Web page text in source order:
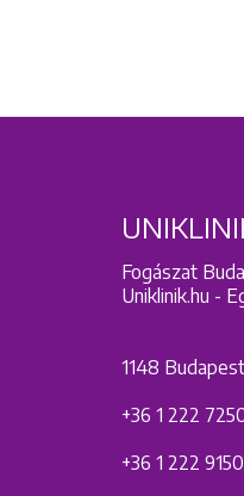
Fogászat
Uniklinik.hu -
1148
+36 1 222
+36 1 222 9150